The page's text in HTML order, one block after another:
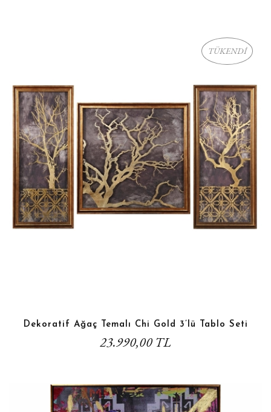
TÜKENDİ
Dekoratif Ağaç Temalı Chi Gold 3’lü Tablo Seti
23.990,00 TL